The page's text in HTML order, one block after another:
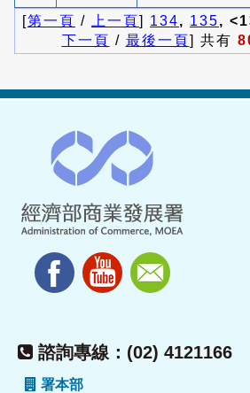
[第一頁 / 上一頁] 134, 135,
下一頁 / 最後一頁] 共有
諮詢專線：(02) 4121166
署本部